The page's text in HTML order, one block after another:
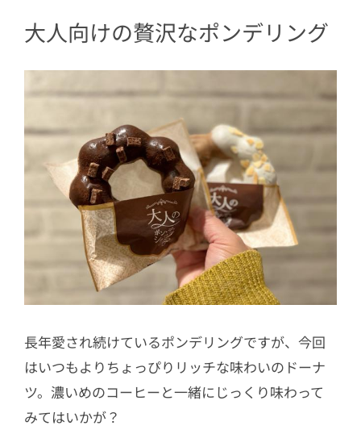
大人向けの贅沢なポンデリング
長年愛され続けているポンデリングですが、今回
はいつもよりちょっぴりリッチな味わいのドーナ
ツ。濃いめのコーヒーと一緒にじっくり味わって
みてはいかが？